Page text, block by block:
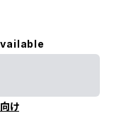
け